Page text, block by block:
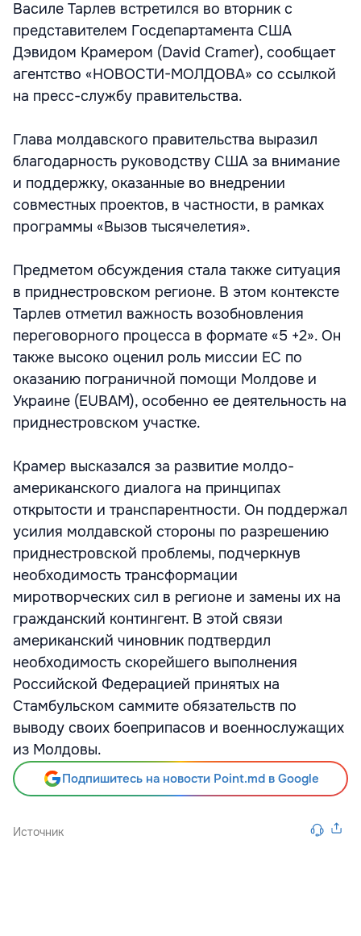
Василе Тарлев встретился во вторник с
представителем Госдепартамента США
Дэвидом Крамером (David Cramer), сообщает
агентство «НОВОСТИ-МОЛДОВА» со ссылкой
на пресс-службу правительства.
Глава молдавского правительства выразил
благодарность руководству США за внимание
и поддержку, оказанные во внедрении
совместных проектов, в частности, в рамках
программы «Вызов тысячелетия».
Предметом обсуждения стала также ситуация
в приднестровском регионе. В этом контексте
Тарлев отметил важность возобновления
переговорного процесса в формате «5 +2». Он
также высоко оценил роль миссии ЕС по
оказанию пограничной помощи Молдове и
Украине (EUBAM), особенно ее деятельность на
приднестровском участке.
Крамер высказался за развитие молдо-
американского диалога на принципах
открытости и транспарентности. Он поддержал
усилия молдавской стороны по разрешению
приднестровской проблемы, подчеркнув
необходимость трансформации
миротворческих сил в регионе и замены их на
гражданский контингент. В этой связи
американский чиновник подтвердил
необходимость скорейшего выполнения
Российской Федерацией принятых на
Стамбульском саммите обязательств по
выводу своих боеприпасов и военнослужащих
из Молдовы.
Подпишитесь на новости Point.md в Google
Источник